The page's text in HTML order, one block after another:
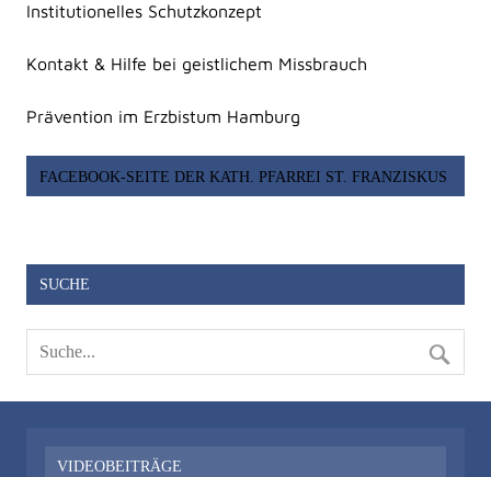
Institutionelles Schutzkonzept
Kontakt & Hilfe bei geistlichem Missbrauch
Prävention im Erzbistum Hamburg
FACEBOOK-SEITE DER KATH. PFARREI ST. FRANZISKUS
SUCHE
VIDEOBEITRÄGE